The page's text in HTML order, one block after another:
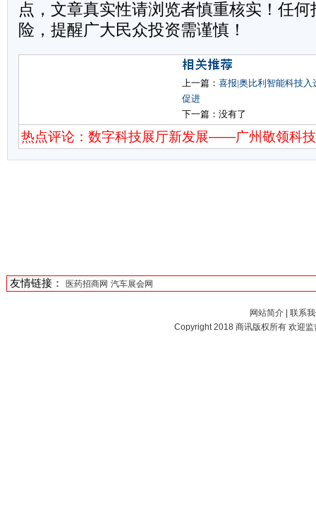
点，文章真实性请浏览者慎重核实！任
险，提醒广大民众投资需谨慎！
上一篇： 喜报|奥比利智能科技
促进
下一篇：没有了
热点评论：数字科技展厅新发展——广州敬领科
友情链接： 医药招商网 汽车展会网
网站简介
联系
Copyright 2018 商讯版权所有 欢迎